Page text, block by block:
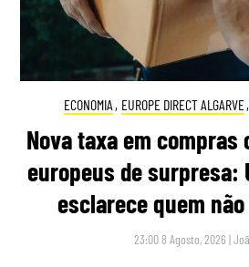
ECONOMIA , EUROPE DIRECT ALGARVE,
Nova taxa em compras
europeus de surpresa:
esclarece quem
23:00 8 Agosto, 2026 |